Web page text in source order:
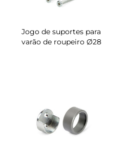
Jogo de suportes para
varão de roupeiro Ø28